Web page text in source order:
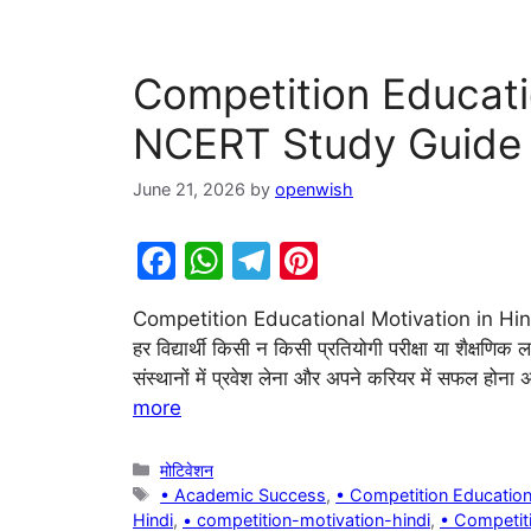
Competition
NCERT Study Guide
June 21, 2026 by openwish
F
c
e
b
o
o
W
at
s
p
T
e
gr
er
e
Competition Educational Motivation in
हर विद्यार्थी किसी न किसी प्रतियोगी परीक्षा या
संस्थानों में प्रवेश लेना और अपने करियर में सफल होना
more
Categories
मोटिवेशन
Tags
• Academic Success, • Competition
Hindi, • competition-motivation-hindi, •